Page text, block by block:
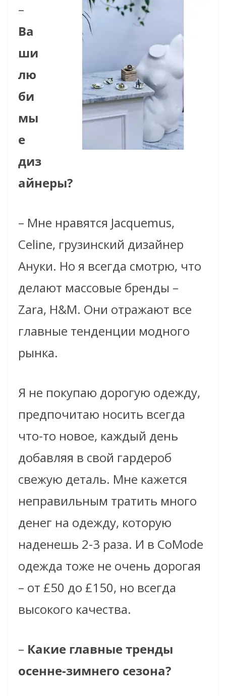
–
Ва
ши
лю
би
мы
е
диз
айнеры?
– Мне нравятся Jacquemus,
Celine, грузинский дизайнер
Ануки. Но я всегда смотрю, что
делают массовые бренды –
Zara, H&M. Они отражают все
главные тенденции модного
рынка.
Я не покупаю дорогую одежду,
предпочитаю носить всегда
что-то новое, каждый день
добавляя в свой гардероб
свежую деталь. Мне кажется
неправильным тратить много
денег на одежду, которую
наденешь 2-3 раза. И в CoMode
одежда тоже не очень дорогая
– от £50 до £150, но всегда
высокого качества.
– Какие главные тренды
осенне-зимнего сезона?